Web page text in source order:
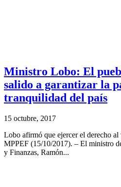
Ministro Lobo: El
salido a garantizar la
tranquilidad del país
15 octubre, 2017
Lobo afirmó que ejercer el derecho
MPPEF (15/10/2017). – El ministro
y Finanzas, Ramón...